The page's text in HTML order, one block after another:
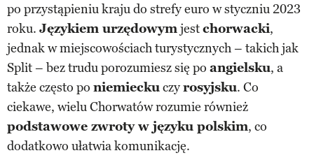
po przystąpieniu kraju do strefy euro w styczniu 2023
roku. Językiem urzędowymjestchorwacki,
jednak w miejscowościach turystycznych – takich jak
Split – bez trudu porozumiesz się po angielsku, a
także często po niemieckuczyrosyjsku. Co
ciekawe, wielu Chorwatów rozumie również
podstawowe zwroty w języku polskim, co
dodatkowo ułatwia komunikację.